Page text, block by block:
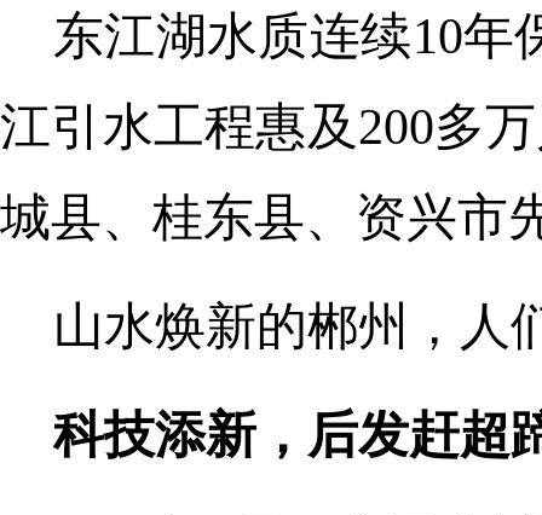
东江湖水质连续10年
江引水工程惠及200多
城县、桂东县、资兴
山水焕新的郴州，人
科技添新，后发赶超